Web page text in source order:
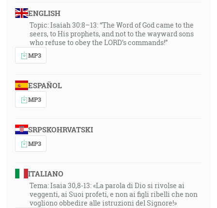
ENGLISH
Topic: Isaiah 30:8–13: “The Word of God came to the
seers, to His prophets, and not to the wayward sons
who refuse to obey the LORD’s commands!”
MP3
ESPAÑOL
MP3
SRPSKOHRVATSKI
MP3
ITALIANO
Tema: Isaia 30,8-13: «La parola di Dio si rivolse ai
veggenti, ai Suoi profeti, e non ai figli ribelli che non
vogliono obbedire alle istruzioni del Signore!»